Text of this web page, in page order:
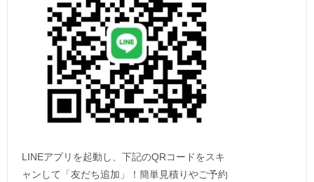
LINEアプリを起動し、下記のQRコードをスキ
ャンして「友だち追加」！簡単見積りやご予約